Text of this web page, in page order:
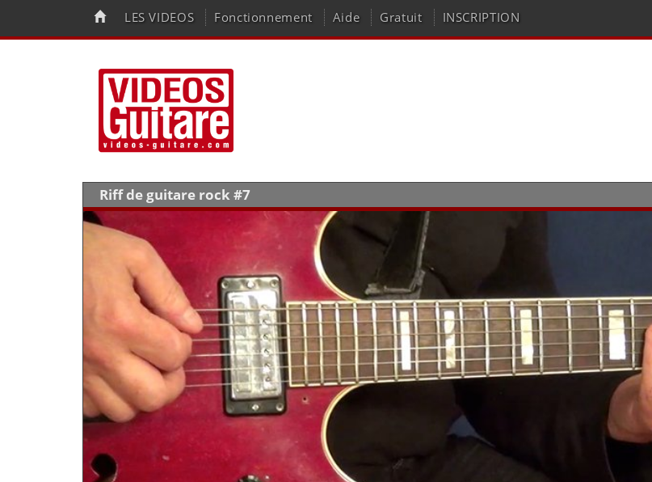
LES VIDEOS Fonctionnement Aide Gratuit INSCRIPTION
Riff de guitare rock #7